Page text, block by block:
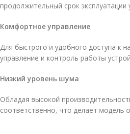
продолжительный срок эксплуатации
Комфортное управление
Для быстрого и удобного доступа к
управление и контроль работы
Низкий уровень шума
Обладая высокой
соответственно, что делает модель